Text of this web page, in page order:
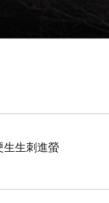
生生刺進螢